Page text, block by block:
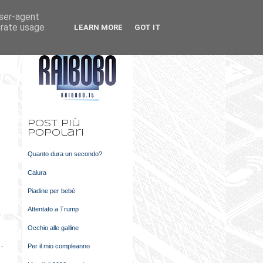
-
Post più
popolari
Quanto dura un secondo?
Calura
Piadine per bebè
Attentato a Trump
Occhio alle galline
Per il mio compleanno
agent
usage
LEARN MORE GOT IT